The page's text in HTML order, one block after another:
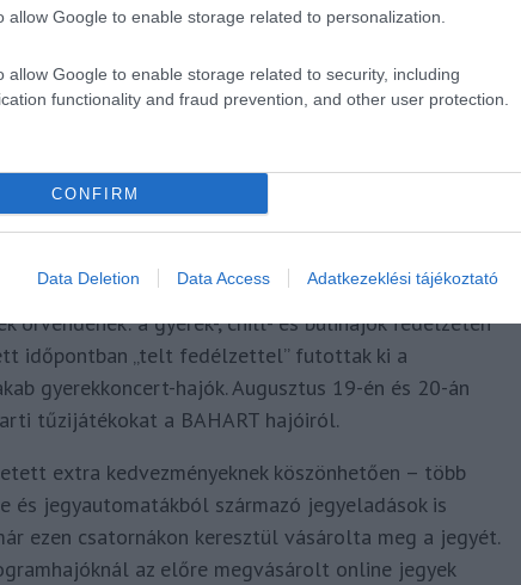
allow Google to enable storage related to personalization.
allow Google to enable storage related to security, including
functionality and fraud prevention, and other user protection.
CONFIRM
Data Deletion Data Access Adatkezeklési tájékoztató
a Füred katamaránnal és a Tomaj, valamint a
közül a Helka és a Kelén volt a legkedveltebb. A
utassal – a megújult balatonfüredi móló volt,
A legtöbb sétahajózó Balatonfüredről,
évente többször is igénybe
örvendenek: a gyerek-, chill- és bulihajók fedélzetén
időpontban „telt fedélzettel” futottak ki a
gyerekkoncert-hajók. Augusztus 19-én és 20-án
tűzijátékokat a BAHART hajóiról.
extra kedvezményeknek köszönhetően – több
és jegyautomatákból származó jegyeladások is
ezen csatornákon keresztül vásárolta meg a jegyét.
az előre megvásárolt online jegyek